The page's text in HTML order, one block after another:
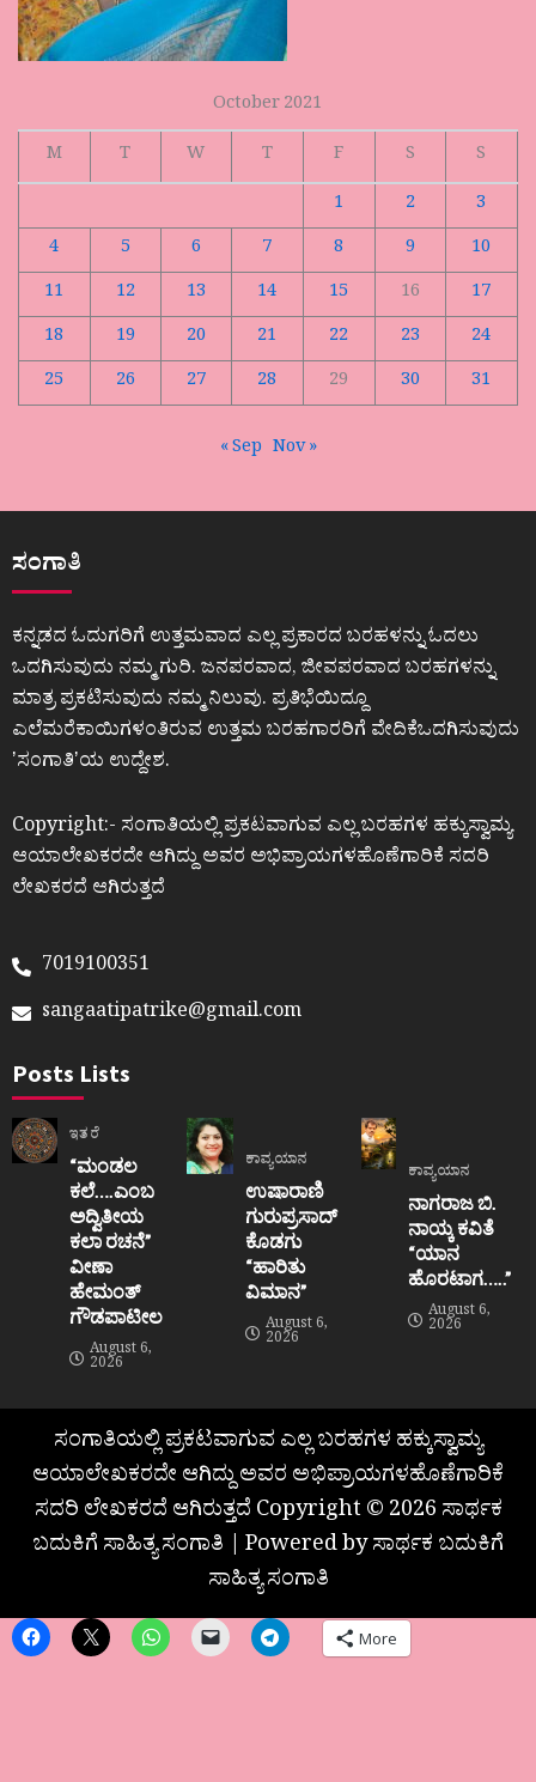
October 2021
M
T W T F S
S
1
2
3
4
5 6 7 8 9
10
11
12 13 14 15 16
17
18
19 20 21 22 23
24
25
26 27 28 29 30 31
« Sep Nov »
ಸಂಗಾತಿ
ಕನ್ನಡದ ಓದುಗರಿಗೆ ಉತ್ತಮವಾದ ಎಲ್ಲ ಪ್ರಕಾರದ ಬರಹಳನ್ನು ಓದಲು
ಒದಗಿಸುವುದು ನಮ್ಮ ಗುರಿ. ಜನಪರವಾದ, ಜೀವಪರವಾದ ಬರಹಗಳನ್ನು
ಮಾತ್ರ ಪ್ರಕಟಿಸುವುದು ನಮ್ಮ ನಿಲುವು. ಪ್ರತಿಭೆಯಿದ್ದೂ
ಎಲೆಮರೆಕಾಯಿಗಳಂತಿರುವ ಉತ್ತಮ ಬರಹಗಾರರಿಗೆ ವೇದಿಕೆಒದಗಿಸುವುದು
ʼಸಂಗಾತಿʼಯ ಉದ್ದೇಶ.
Copyright:- ಸಂಗಾತಿಯಲ್ಲಿ ಪ್ರಕಟವಾಗುವ ಎಲ್ಲ ಬರಹಗಳ ಹಕ್ಕುಸ್ವಾಮ್ಯ
ಆಯಾಲೇಖಕರದೇ ಆಗಿದ್ದು ಅವರ ಅಭಿಪ್ರಾಯಗಳಹೊಣೆಗಾರಿಕೆ ಸದರಿ
ಲೇಖಕರದೆ ಆಗಿರುತ್ತದೆ
7019100351
sangaatipatrike@gmail.com
Posts Lists
ಇತರೆ
“ಮಂಡಲ
ಕಲೆ….ಎಂಬ
ಅದ್ವಿತೀಯ
ಕಲಾ ರಚನೆ”‌
ವೀಣಾ
ಹೇಮಂತ್‌
ಗೌಡಪಾಟೀಲ
August 6,
2026
ಕಾವ್ಯಯಾನ
ಉಷಾರಾಣಿ
ಗುರುಪ್ರಸಾದ್
ಕೊಡಗು
“ಹಾರಿತು
ವಿಮಾನ”
August 6,
2026
ಕಾವ್ಯಯಾನ
ನಾಗರಾಜ ಬಿ.
ನಾಯ್ಕ ಕವಿತೆ
“ಯಾನ
ಹೊರಟಾಗ…..”
August 6,
2026
ಸಂಗಾತಿಯಲ್ಲಿ ಪ್ರಕಟವಾಗುವ ಎಲ್ಲ ಬರಹಗಳ ಹಕ್ಕುಸ್ವಾಮ್ಯ
ಆಯಾಲೇಖಕರದೇ ಆಗಿದ್ದು ಅವರ ಅಭಿಪ್ರಾಯಗಳಹೊಣೆಗಾರಿಕೆ
ಸದರಿ ಲೇಖಕರದೆ ಆಗಿರುತ್ತದೆ Copyright © 2026 ಸಾರ್ಥಕ
ಬದುಕಿಗೆ ಸಾಹಿತ್ಯ ಸಂಗಾತಿ | Powered by ಸಾರ್ಥಕ ಬದುಕಿಗೆ
ಸಾಹಿತ್ಯ ಸಂಗಾತಿ
More